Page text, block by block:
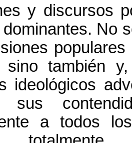
y discursos
No
sino también
ideológicos
sus
a todos